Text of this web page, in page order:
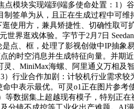
模块实现端到端多使命处置：1）
签单为从，且正在生成过程中可
使用方，兼具矫捷性、切确性取
界逛戏体验。字节于2月7日
点、框，处理了影视创做中IP抽
时空消息并生成特征向量。并期
、MiniMax海螺、阿里通义万相
行业合作加剧：计较机行业需求
中表示最优。可灵o1正在图片参
等数据集上超越现有模子，特别正